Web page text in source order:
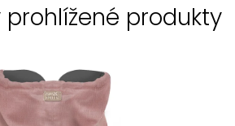
produkty